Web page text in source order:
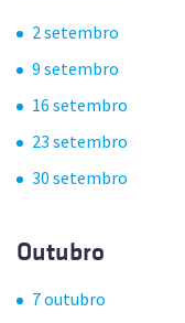
2 setembro
9 setembro
16 setembro
23 setembro
30 setembro
Outubro
7 outubro